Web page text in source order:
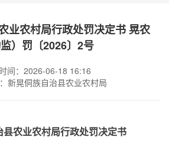
业农村局行政处罚决定书 晃农
监）罚〔2026〕2号
间：2026-06-18 16:16
新晃侗族自治县农业农村局
县农业农村局行政处罚决定书